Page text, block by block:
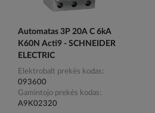
Automatas 3P 20A C 6kA
K60N Acti9 - SCHNEIDER
ELECTRIC
Elektrobalt prekės kodas
093600
Gamintojo prekės kodas
A9K02320